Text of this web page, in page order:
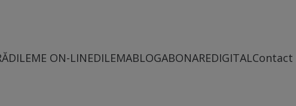
DILEME ON-LINEDILEMABLOGABONAREDIGITALContact